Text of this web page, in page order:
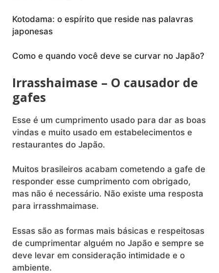
Kotodama: o espírito que reside nas palavras
japonesas
Como e quando você deve se curvar no Japão?
Irrasshaimase – O causador de
gafes
Esse é um cumprimento usado para dar as boas
vindas e muito usado em estabelecimentos e
restaurantes do Japão.
Muitos brasileiros acabam cometendo a gafe de
responder esse cumprimento com obrigado,
mas não é necessário. Não existe uma resposta
para irrasshmaimase.
Essas são as formas mais básicas e respeitosas
de cumprimentar alguém no Japão e sempre se
deve levar em consideração intimidade e o
ambiente.